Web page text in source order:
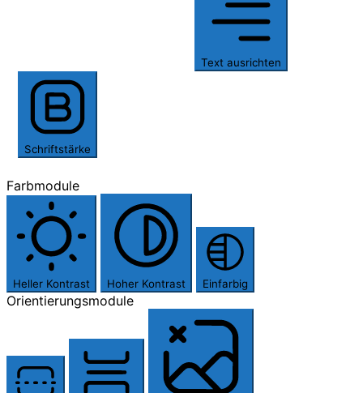
Text ausrichten
Schriftstärke
Farbmodule
Heller Kontrast Hoher Kontrast Einfarbig
Orientierungsmodule